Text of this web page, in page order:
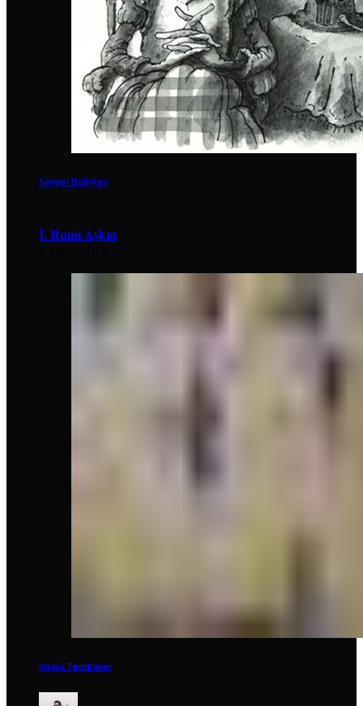
Sergei Bobylev
İ. Rumi Aşkın
Hasbi Tembeler